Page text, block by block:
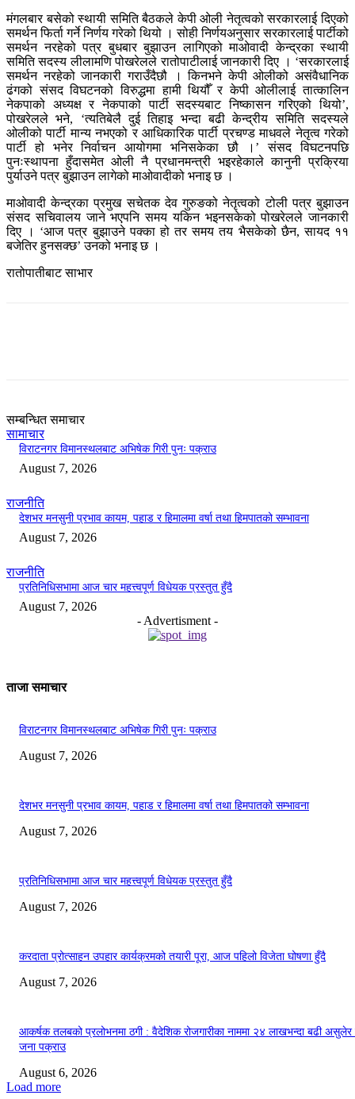
मंगलबार बसेको स्थायी समिति बैठकले केपी ओली नेतृत्वको सरकारलाई दिएको
समर्थन फिर्ता गर्ने निर्णय गरेको थियो । सोही निर्णयअनुसार सरकारलाई पार्टीको
समर्थन नरहेको पत्र बुधबार बुझाउन लागिएको माओवादी केन्द्रका स्थायी
समिति सदस्य लीलामणि पोखरेलले रातोपाटीलाई जानकारी दिए । ‘सरकारलाई
समर्थन नरहेको जानकारी गराउँदैछौ । किनभने केपी ओलीको असंवैधानिक
ढंगको संसद विघटनको विरुद्धमा हामी थियौँ र केपी ओलीलाई तात्कालिन
नेकपाको अध्यक्ष र नेकपाको पार्टी सदस्यबाट निष्कासन गरिएको थियो’,
पोखरेलले भने, ‘त्यतिबेलै दुई तिहाइ भन्दा बढी केन्द्रीय समिति सदस्यले
ओलीको पार्टी मान्य नभएको र आधिकारिक पार्टी प्रचण्ड माधवले नेतृत्व गरेको
पार्टी हो भनेर निर्वाचन आयोगमा भनिसकेका छौ ।’ संसद विघटनपछि
पुनःस्थापना हुँदासमेत ओली नै प्रधानमन्त्री भइरहेकाले कानुनी प्रक्रिया
पुर्याउने पत्र बुझाउन लागेको माओवादीको भनाइ छ ।
माओवादी केन्द्रका प्रमुख सचेतक देव गुरुङको नेतृत्वको टोली पत्र बुझाउन
संसद सचिवालय जाने भएपनि समय यकिन भइनसकेको पोखरेलले ​जानकारी
दिए । ‘आज पत्र बुझाउने पक्का हो तर समय तय भैसकेको छैन, सायद ११
बजेतिर हुनसक्छ’ उनको भनाइ छ ।
रातोपातीबाट साभार
सम्बन्धित समाचार
सामाचार
विराटनगर विमानस्थलबाट अभिषेक गिरी पुनः पक्राउ
August 7, 2026
राजनीति
देशभर मनसुनी प्रभाव कायम, पहाड र हिमालमा वर्षा तथा हिमपातको सम्भावना
August 7, 2026
राजनीति
प्रतिनिधिसभामा आज चार महत्त्वपूर्ण विधेयक प्रस्तुत हुँदै
August 7, 2026
- Advertisment -
ताजा समाचार
विराटनगर विमानस्थलबाट अभिषेक गिरी पुनः पक्राउ
August 7, 2026
देशभर मनसुनी प्रभाव कायम, पहाड र हिमालमा वर्षा तथा हिमपातको सम्भावना
August 7, 2026
प्रतिनिधिसभामा आज चार महत्त्वपूर्ण विधेयक प्रस्तुत हुँदै
August 7, 2026
करदाता प्रोत्साहन उपहार कार्यक्रमको तयारी पूरा, आज पहिलो विजेता घोषणा हुँदै
August 7, 2026
आकर्षक तलबको प्रलोभनमा ठगी : वैदेशिक रोजगारीका नाममा २४ लाखभन्दा बढी असुलेर
जना पक्राउ
August 6, 2026
Load more